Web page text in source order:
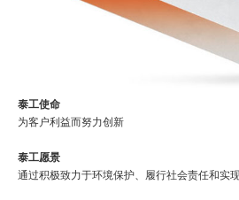
泰工使命
为客户利益而努力创新
泰工愿景
通过积极致力于环境保护、履行社会责任和实